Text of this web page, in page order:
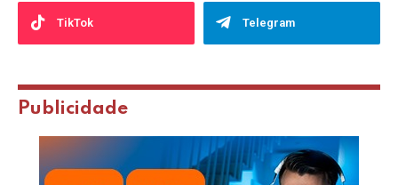
TikTok Telegram
Publicidade